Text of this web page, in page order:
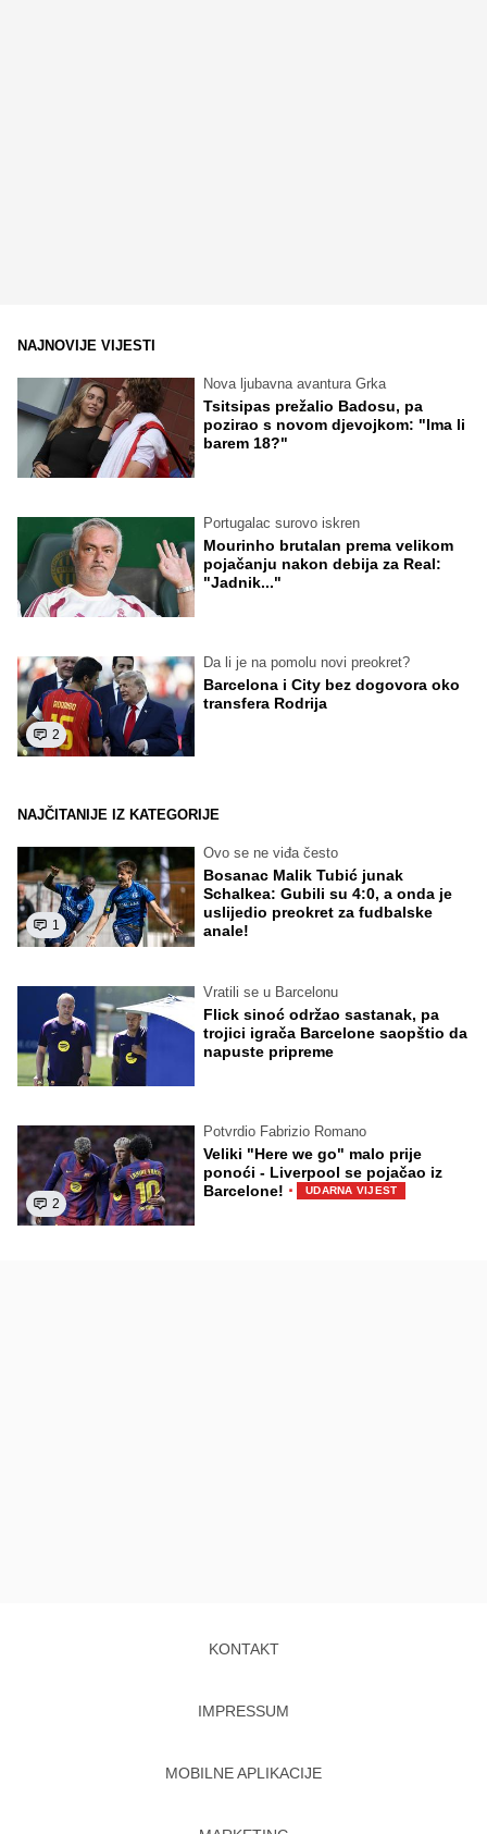
NAJNOVIJE VIJESTI
Nova ljubavna avantura Grka
Tsitsipas prežalio Badosu, pa
pozirao s novom djevojkom: "Ima li
barem 18?"
Portugalac surovo iskren
Mourinho brutalan prema velikom
pojačanju nakon debija za Real:
"Jadnik..."
2
Da li je na pomolu novi preokret?
Barcelona i City bez dogovora oko
transfera Rodrija
NAJČITANIJE IZ KATEGORIJE
1
Ovo se ne viđa često
Bosanac Malik Tubić junak
Schalkea: Gubili su 4:0, a onda je
uslijedio preokret za fudbalske
anale!
Vratili se u Barcelonu
Flick sinoć održao sastanak, pa
trojici igrača Barcelone saopštio da
napuste pripreme
2
Potvrdio Fabrizio Romano
Veliki "Here we go" malo prije
ponoći - Liverpool se pojačao iz
Barcelone! · UDARNA VIJEST
KONTAKT
IMPRESSUM
MOBILNE APLIKACIJE